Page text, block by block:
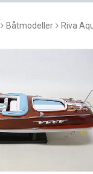
Båtmodeller Riva